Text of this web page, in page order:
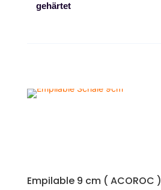
gehärtet
Empilable 9 cm ( ACOROC )